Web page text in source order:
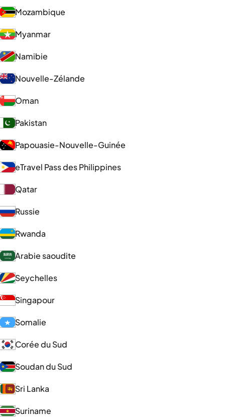
Mozambique
Myanmar
Namibie
Nouvelle-Zélande
Oman
Pakistan
Papouasie-Nouvelle-Guinée
eTravel Pass des Philippines
Qatar
Russie
Rwanda
Arabie saoudite
Seychelles
Singapour
Somalie
Corée du Sud
Soudan du Sud
Sri Lanka
Suriname